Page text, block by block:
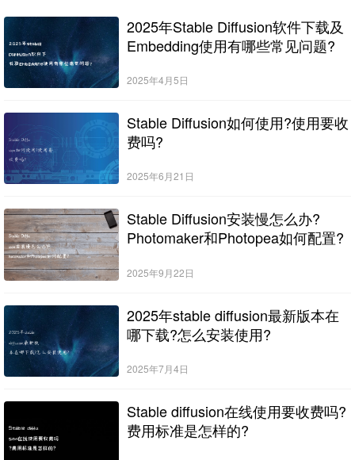
2025年Stable Diffusion软件下载及
Embedding使用有哪些常见问题?
2025年4月5日
Stable Diffusion如何使用?使用要收
费吗?
2025年6月21日
Stable Diffusion安装慢怎么办?
Photomaker和Photopea如何配置?
2025年9月22日
2025年stable diffusion最新版本在
哪下载?怎么安装使用?
2025年7月4日
Stable diffusion在线使用要收费吗?
费用标准是怎样的?